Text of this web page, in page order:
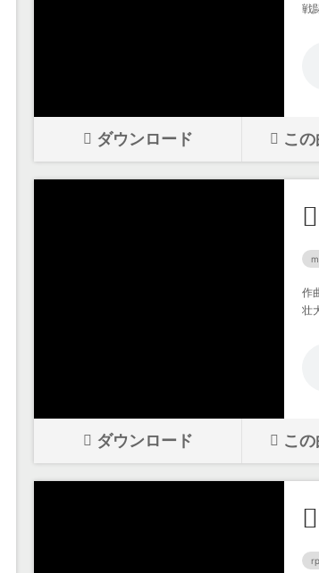
戦
ダウンロード こ
作
壮
ダウンロード こ